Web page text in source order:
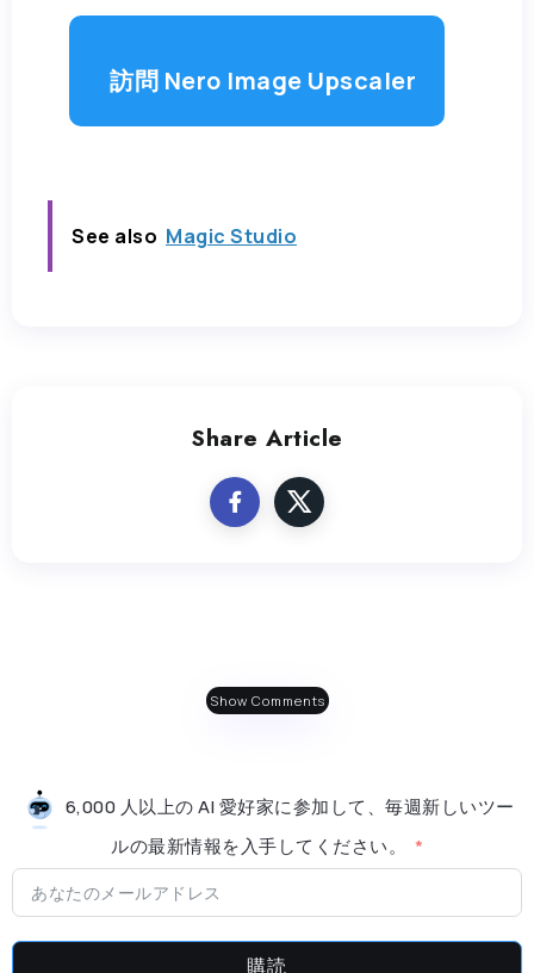
訪問 Nero Image Upscaler
See also Magic Studio
Share Article
Show Comments
6,000 人以上の AI 愛好家に参加して、毎週新しいツー
ルの最新情​​報を入手してください。
購読